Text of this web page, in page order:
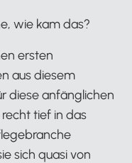
wie kam das?
ersten
aus diesem
diese anfänglichen
tief in das
sich quasi von